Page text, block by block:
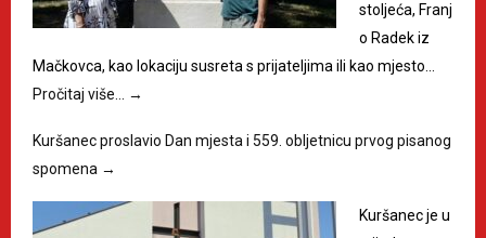
stoljeća, Franj
o Radek iz
Mačkovca, kao lokaciju susreta s prijateljima ili kao mjesto…
Pročitaj više… →
Kuršanec proslavio Dan mjesta i 559. obljetnicu prvog pisanog
spomena →
Kuršanec je u